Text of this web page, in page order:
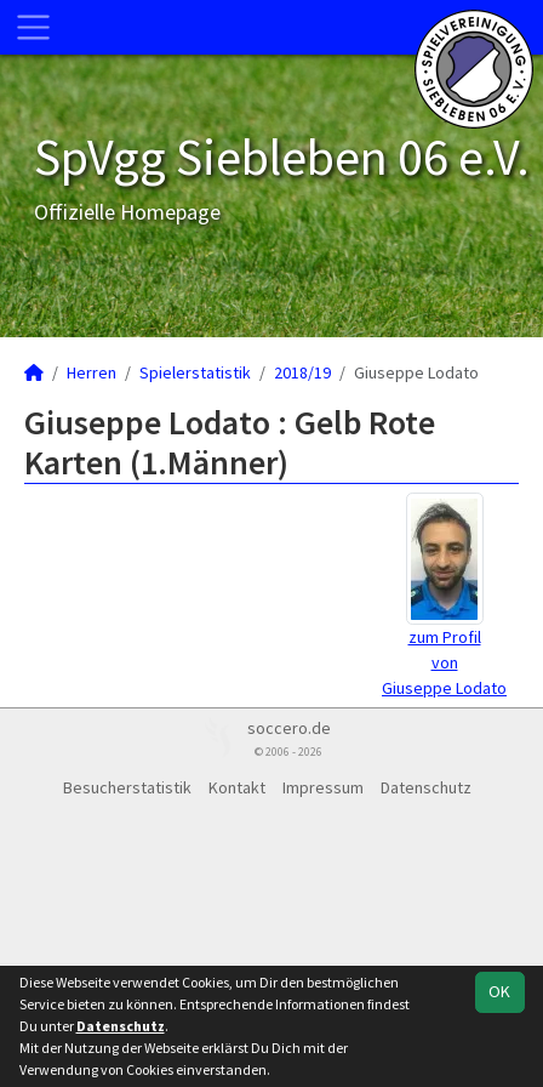
SpVgg Siebleben 06 e.V.
Offizielle Homepage
Herren Spielerstatistik 2018/19 Giuseppe Lodato
Giuseppe Lodato : Gelb Rote
Karten (1.Männer)
zum Profil
von
Giuseppe Lodato
soccero.de
© 2006 - 2026
Besucherstatistik Kontakt Impressum Datenschutz
OK
Diese Webseite verwendet Cookies, um Dir den bestmöglichen
Service bieten zu können. Entsprechende Informationen findest
Du unter Datenschutz.
Mit der Nutzung der Webseite erklärst Du Dich mit der
Verwendung von Cookies einverstanden.